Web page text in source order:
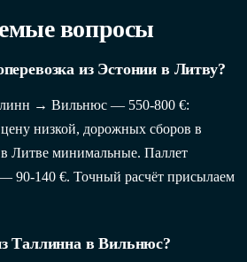
вопросы
из Эстонии в Литву?
→ Вильнюс — 550-800 €:
низкой, дорожных сборов в
Литве минимальные. Паллет
90-140 €. Точный расчёт присылаем
Таллинна в Вильнюс?